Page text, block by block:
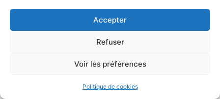
Accepter
Refuser
Voir les préférences
Politique de cookies